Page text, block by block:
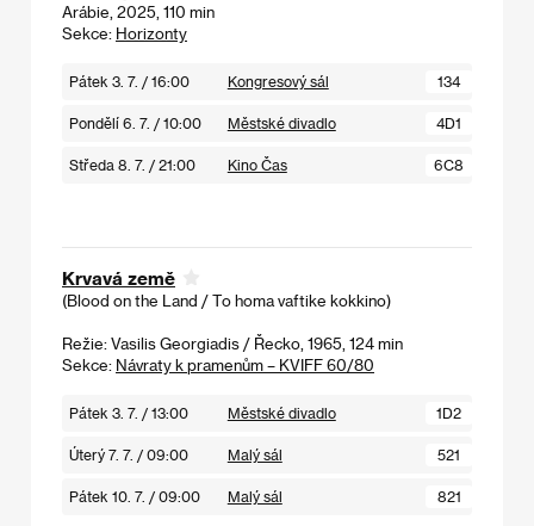
Arábie, 2025, 110 min
Sekce: Horizonty
Pátek 3. 7. / 16:00 Kongresový sál 134
Pondělí 6. 7. / 10:00 Městské divadlo 4D1
Středa 8. 7. / 21:00 Kino Čas 6C8
Krvavá země
(Blood on the Land / To homa vaftike kokkino)
Režie: Vasilis Georgiadis / Řecko, 1965, 124 min
Sekce: Návraty k pramenům – KVIFF 60/80
Pátek 3. 7. / 13:00 Městské divadlo 1D2
Úterý 7. 7. / 09:00 Malý sál 521
Pátek 10. 7. / 09:00 Malý sál 821